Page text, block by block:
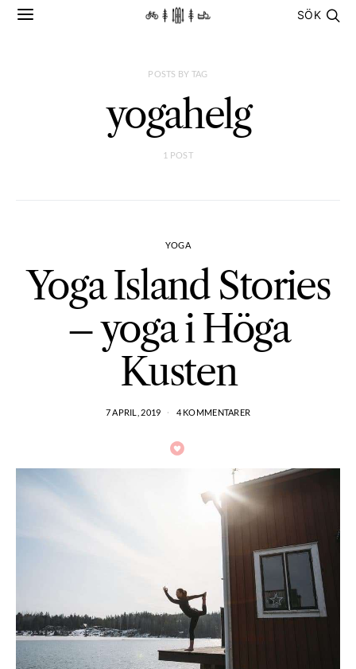
SÖK
POSTS BY TAG
yogahelg
1 POST
YOGA
Yoga Island Stories
– yoga i Höga
Kusten
7 APRIL, 2019 4 KOMMENTARER